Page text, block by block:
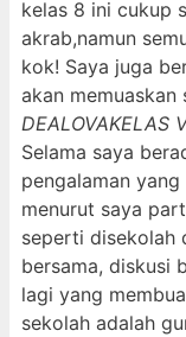
kelas 8 ini cukup
akrab,namun
kok! Saya juga
akan memuaskan
DEALOVAKELAS
Selama saya
pengalaman
menurut saya
seperti disekolah
bersama, diskusi
lagi yang
sekolah adalah